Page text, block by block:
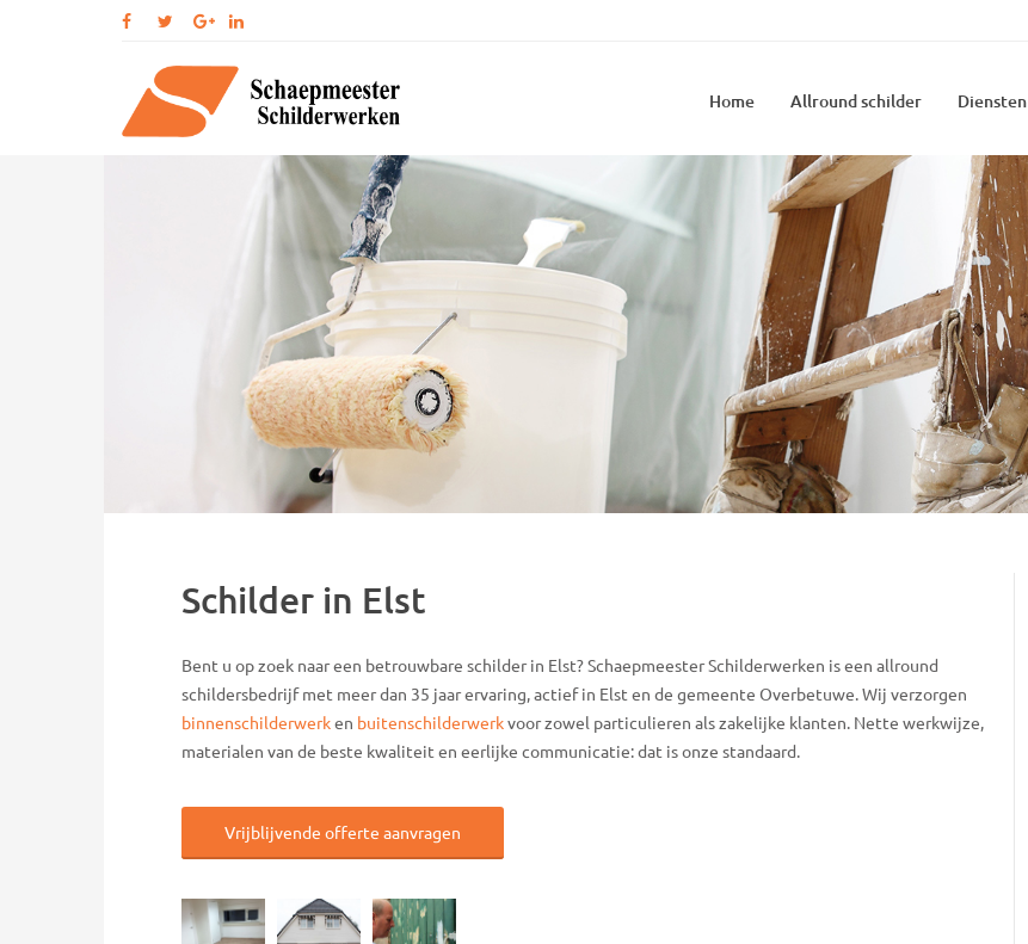
Home Allround schilder Diensten
Schilder in Elst
Bent u op zoek naar een betrouwbare schilder in Elst? Schaepmeester Schilderwerken is een allround
schildersbedrijf met meer dan 35 jaar ervaring, actief in Elst en de gemeente Overbetuwe. Wij verzorgen
binnenschilderwerken buitenschilderwerkvoor zowel particulieren als zakelijke klanten. Nette werkwijze,
materialen van de beste kwaliteit en eerlijke communicatie: dat is onze standaard.
Vrijblijvende offerte aanvragen